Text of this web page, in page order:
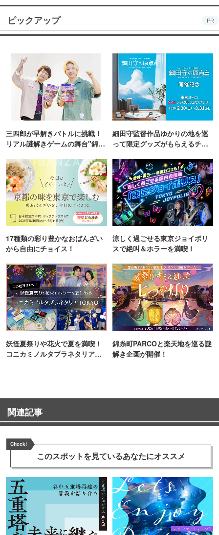
ピックアップ PR
三四郎が早解きバトルに挑戦！
リアル謎解きゲームの舞台"錦糸
細田守監督作品ゆかりの地を巡
って限定グッズがもらえるチャ
17種類の彩り豊かなおばんざい
から自由にチョイス！
涼しく過ごせる東京ジョイポリ
スで絶叫＆ホラーを満喫！
妖怪夏祭りや花火で夏を満喫！
コニカミノルタプラネタリア
錦糸町PARCOと楽天地を巡る謎
解き企画が開催！
関連記事
Check!
このスポットを見ているあなたにオススメ